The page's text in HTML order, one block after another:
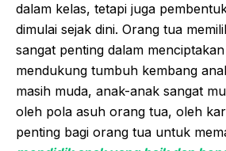
dalam kelas, tetapi juga
dimulai sejak dini. Orang tua
sangat penting dalam
mendukung tumbuh kembang
masih muda, anak-anak sangat
oleh pola asuh orang tua, oleh
penting bagi orang tua untuk